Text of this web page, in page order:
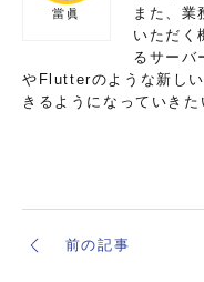
當眞
また、業
いただく
るサーバ
やFlutterのような新し
きるようになっていきた
前の記事